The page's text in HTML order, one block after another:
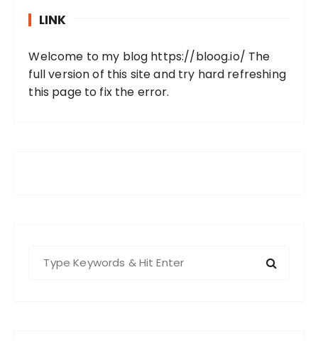
LINK
Welcome to my blog https://bloog.io/ The
full version of this site and try hard refreshing
this page to fix the error.